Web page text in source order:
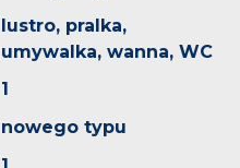
lustro, pralka,
umywalka, wanna, WC
1
nowego typu